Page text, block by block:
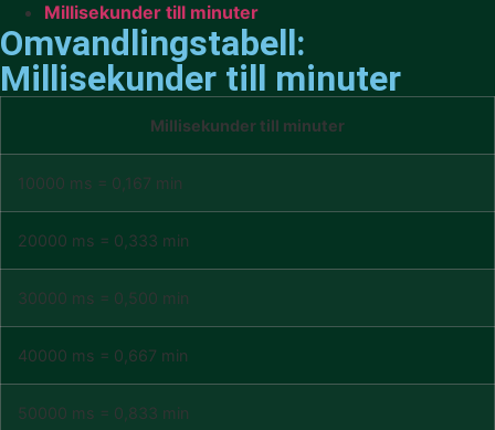
Millisekunder till minuter
Omvandlingstabell:
Millisekunder till minuter
Millisekunder till minuter
10000 ms = 0,167 min
20000 ms = 0,333 min
30000 ms = 0,500 min
40000 ms = 0,667 min
50000 ms = 0,833 min